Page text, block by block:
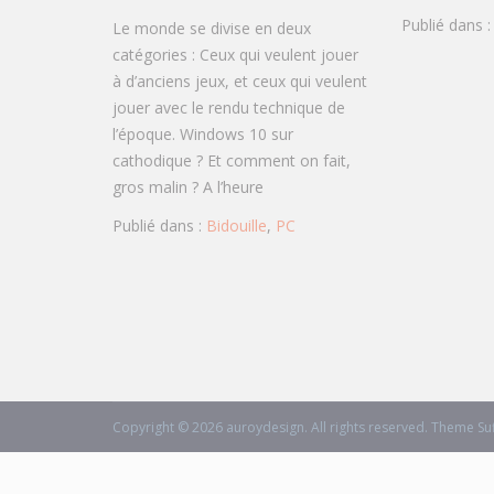
pixel
perfect
avec
Windows
Le monde se divise en deux
catégories : Ceux qui veulent jouer
à d’anciens jeux, et ceux qui veulent
jouer avec le rendu technique de
l’époque. Windows 10 sur
cathodique ? Et comment on fait,
gros malin ? A l’heure
Publié dans : Bidouille, PC
Publié dans :
Copyright © 2026 auroydesign. All rights reserved. Theme